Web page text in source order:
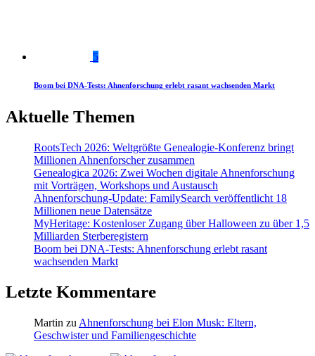
5
Boom bei DNA-Tests: Ahnenforschung erlebt rasant wachsenden Markt
Aktuelle Themen
RootsTech 2026: Weltgrößte Genealogie-Konferenz bringt
Millionen Ahnenforscher zusammen
Genealogica 2026: Zwei Wochen digitale Ahnenforschung
mit Vorträgen, Workshops und Austausch
Ahnenforschung-Update: FamilySearch veröffentlicht 18
Millionen neue Datensätze
MyHeritage: Kostenloser Zugang über Halloween zu über 1,5
Milliarden Sterberegistern
Boom bei DNA-Tests: Ahnenforschung erlebt rasant
wachsenden Markt
Letzte Kommentare
Martin zu Ahnenforschung bei Elon Musk: Eltern,
Geschwister und Familiengeschichte